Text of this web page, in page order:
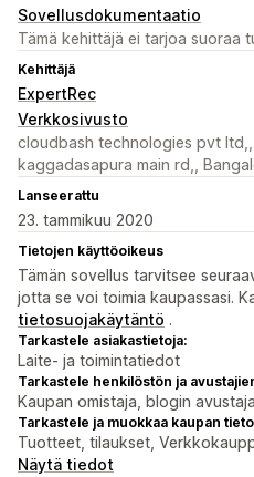
Sovellusdokumentaatio
Tämä kehittäjä ei tarjoa suoraa
Kehittäjä
ExpertRec
Verkkosivusto
cloudbash technologies pvt ltd,,
kaggadasapura main rd,,
Lanseerattu
23. tammikuu 2020
Tietojen käyttöoikeus
Tämän sovellus tarvitsee
jotta se voi toimia kaupassasi.
tietosuojakäytäntö .
Tarkastele asiakastietoja:
Laite- ja toimintatiedot
Tarkastele henkilöstön ja
Kaupan omistaja, blogin
Tarkastele ja muokkaa kaupan
Tuotteet, tilaukset,
Näytä tiedot